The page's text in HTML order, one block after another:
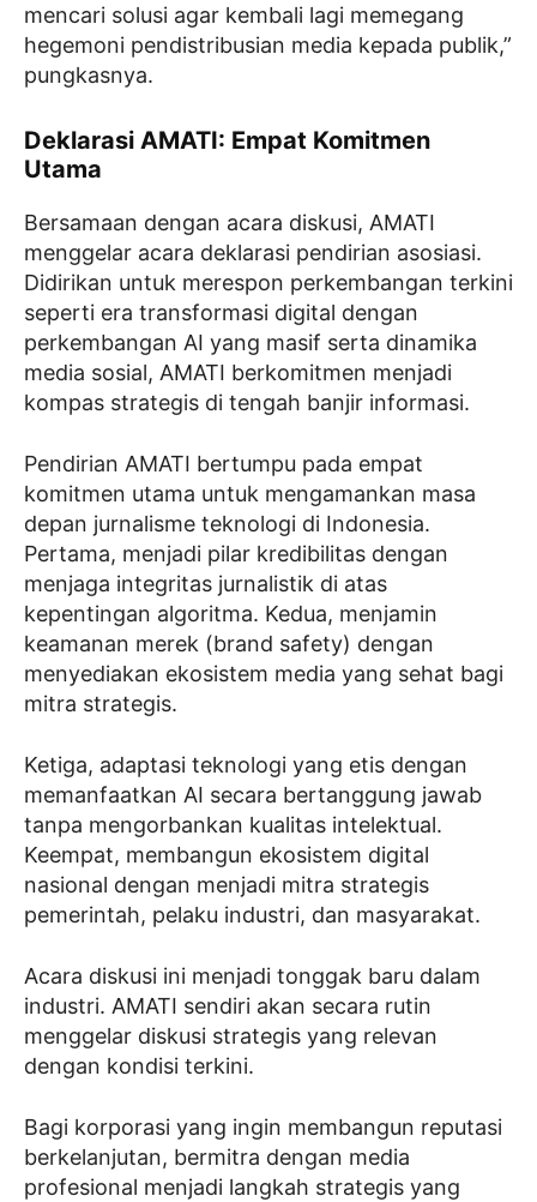
mencari solusi agar kembali lagi memegang
hegemoni pendistribusian media kepada publik,”
pungkasnya.
Deklarasi AMATI: Empat Komitmen
Utama
Bersamaan dengan acara diskusi, AMATI
menggelar acara deklarasi pendirian asosiasi.
Didirikan untuk merespon perkembangan terkini
seperti era transformasi digital dengan
perkembangan AI yang masif serta dinamika
media sosial, AMATI berkomitmen menjadi
kompas strategis di tengah banjir informasi.
Pendirian AMATI bertumpu pada empat
komitmen utama untuk mengamankan masa
depan jurnalisme teknologi di Indonesia.
Pertama, menjadi pilar kredibilitas dengan
menjaga integritas jurnalistik di atas
kepentingan algoritma. Kedua, menjamin
keamanan merek (brand safety) dengan
menyediakan ekosistem media yang sehat bagi
mitra strategis.
Ketiga, adaptasi teknologi yang etis dengan
memanfaatkan AI secara bertanggung jawab
tanpa mengorbankan kualitas intelektual.
Keempat, membangun ekosistem digital
nasional dengan menjadi mitra strategis
pemerintah, pelaku industri, dan masyarakat.
Acara diskusi ini menjadi tonggak baru dalam
industri. AMATI sendiri akan secara rutin
menggelar diskusi strategis yang relevan
dengan kondisi terkini.
Bagi korporasi yang ingin membangun reputasi
berkelanjutan, bermitra dengan media
profesional menjadi langkah strategis yang